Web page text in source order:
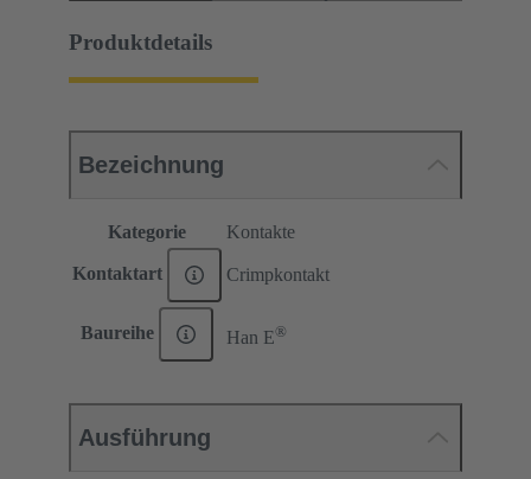
Produktdetails
Bezeichnung
Kategorie Kontakte
Kontaktart Crimpkontakt
Baureihe Han E®
Ausführung